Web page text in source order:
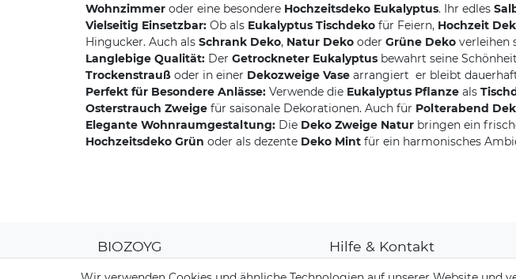
Wohnzimmer oder eine besondere Hochzeitsdeko Eukalyptus. Ihr edles
Vielseitig Einsetzbar: Ob als Eukalyptus Tischdeko für Feiern, Hochzeit
Hingucker. Auch als Schrank Deko, Natur Deko oder Grüne Deko verleihen
Langlebige Qualität: Der Getrockneter Eukalyptus bewahrt seine
Trockenstrauß oder in einer Dekozweige Vase arrangiert  er bleibt
Perfekt für Besondere Anlässe: Verwende die Eukalyptus Pflanze als
Osterstrauch Zweige für saisonale Dekorationen. Auch für Polterabend
Elegante Wohnraumgestaltung: Die Deko Zweige Natur bringen ein
Hochzeitsdeko Grün oder als dezente Deko Mint für ein harmonisches
BIOZOYG Hilfe & Kontakt